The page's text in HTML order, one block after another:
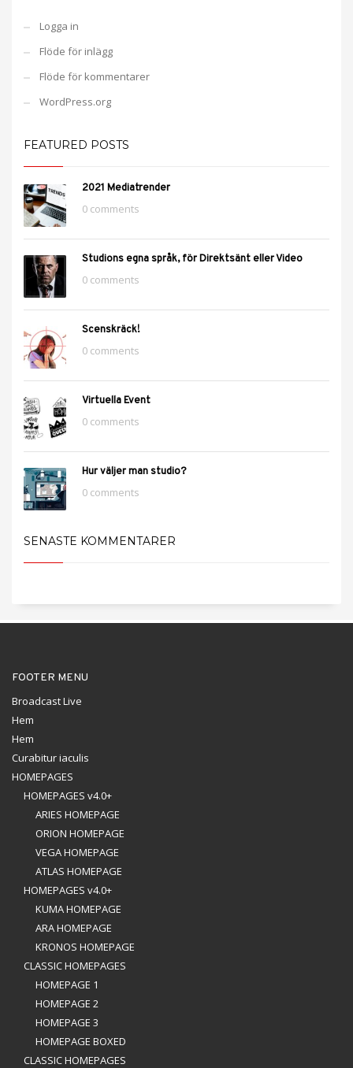
Logga in
Flöde för inlägg
Flöde för kommentarer
WordPress.org
FEATURED POSTS
2021 Mediatrender
0 comments
Studions egna språk, för Direktsänt eller Video
0 comments
Scenskräck!
0 comments
Virtuella Event
0 comments
Hur väljer man studio?
0 comments
SENASTE KOMMENTARER
FOOTER MENU
Broadcast Live
Hem
Hem
Curabitur iaculis
HOMEPAGES
HOMEPAGES v4.0+
ARIES HOMEPAGE
ORION HOMEPAGE
VEGA HOMEPAGE
ATLAS HOMEPAGE
HOMEPAGES v4.0+
KUMA HOMEPAGE
ARA HOMEPAGE
KRONOS HOMEPAGE
CLASSIC HOMEPAGES
HOMEPAGE 1
HOMEPAGE 2
HOMEPAGE 3
HOMEPAGE BOXED
CLASSIC HOMEPAGES